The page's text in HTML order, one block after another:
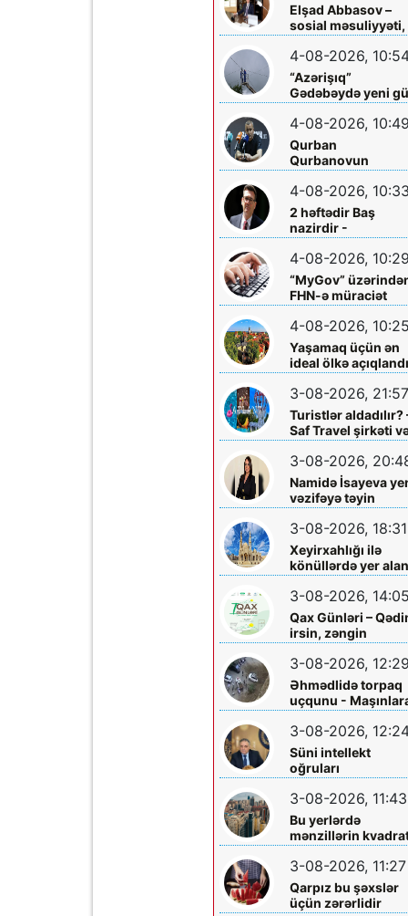
Elşad Abbasov –
sosial məsuliyyəti,
xeyriyyəçiliyi və
dəyərlərə bağlılığı
ilə seçilən nüfuzlu
rəhbər
4-08-2026,
“Azərişıq”
Gədəbəydə yeni
mərkəzləri
quraşdırdı
4-08-2026, 10:49
Qurban
Qurbanovun
mətbuat konfransı
Bakıda olacaq
4-08-2026, 10:33
2 həftədir Baş
nazirdir -
Məzuniyyətə çıxır
4-08-2026, 10:29
“MyGov”
FHN-ə müraciət
etmək olacaq
4-08-2026, 10:25
Yaşamaq üçün ən
ideal ölkə açıqlandı
3-08-2026, 21:57
Turistlər aldadılır?
Saf Travel şirkəti
Nabran turu ilə
ciddi iddialar
araşdırılmalıdır
3-08-2026,
Namidə İsayeva
vəzifəyə təyin
olundu
3-08-2026, 18:31
Xeyirxahlığı ilə
könüllərdə yer alan
Heydər müəllimə
şəfa diləyirik
3-08-2026, 14:05
Qax Günləri –
irsin, zəngin
mədəniyyətin və
müasir inkişafın
bayramı
3-08-2026, 12:29
Əhmədlidə torpaq
uçqunu -
zərər dəydi
3-08-2026,
Süni intellekt
oğruları
3-08-2026, 11:43
Bu yerlərdə
mənzillərin
7 min oldu
3-08-2026, 11:27
Qarpız bu şəxslər
üçün zərərlidir